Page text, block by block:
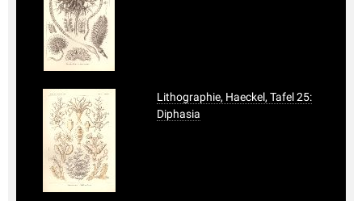
Lithographie, Haeckel, Tafel 25:
Diphasia